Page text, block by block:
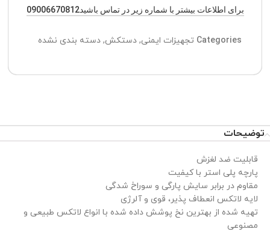
برای اطلاعات بیشتر با شماره زیر در تماس باشید09006670812
Categories تجهیزات ایمنی, دستکش, دسته بندی نشده
توضیحات
قابلیت ضد لغزش
پارچه پلی استر با کیفیت
مقاوم در برابر سایش پارگی و سوراخ شدگی
لایه لاتکس انعطاف پذیر، قوی و آلرژی
تهیه شده از بهترین نخ پوشش داده شده با انواع لاتکس طبیعی و
مصنوعی